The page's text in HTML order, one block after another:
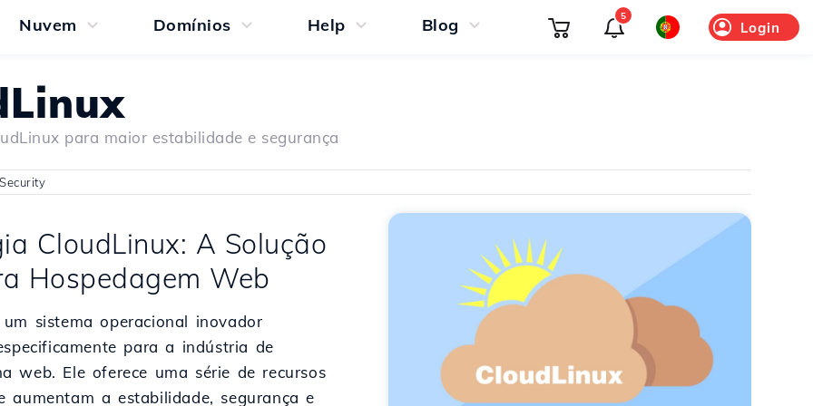
Nuvem Domínios Help Blog Login
5
para maior estabilidade e segurança
CloudLinux: A Solução
Hospedagem Web
sistema operacional inovador
para a indústria de
web. Ele oferece uma série de recursos
aumentam a estabilidade, segurança e